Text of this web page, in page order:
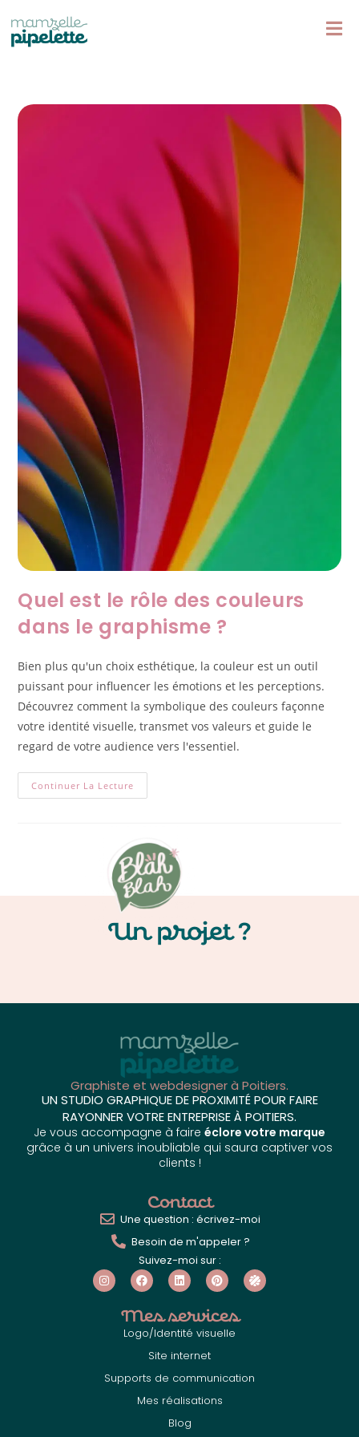
Quel est le rôle des couleurs
dans le graphisme ?
Bien plus qu'un choix esthétique, la couleur est un outil
puissant pour influencer les émotions et les perceptions.
Découvrez comment la symbolique des couleurs façonne
votre identité visuelle, transmet vos valeurs et guide le
regard de votre audience vers l'essentiel.
Continuer La Lecture
Un projet ?
Graphiste et webdesigner à Poitiers.
UN STUDIO GRAPHIQUE DE PROXIMITÉ POUR FAIRE
RAYONNER VOTRE ENTREPRISE À POITIERS.
Je vous accompagne à faire éclore votre marque
grâce à un univers inoubliable qui saura captiver vos
clients !
Contact
Une question : écrivez-moi
Besoin de m'appeler ?
Suivez-moi sur :
Mes services
Logo/Identité visuelle
Site internet
Supports de communication
Mes réalisations
Blog